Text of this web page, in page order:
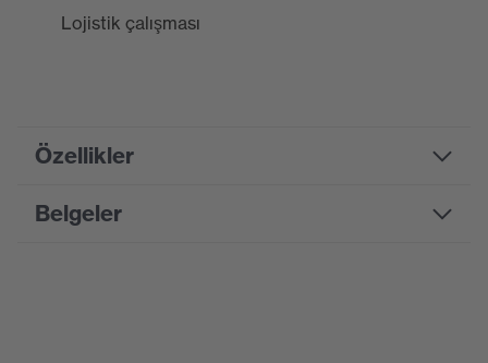
Lojistik çalışması
Özellikler
Product
family
Belgeler